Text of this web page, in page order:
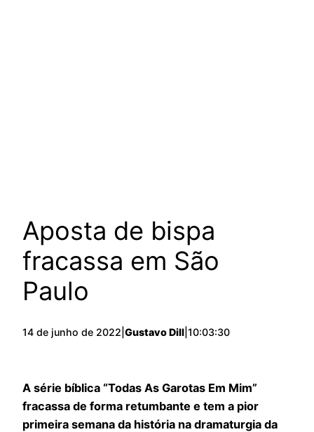
Aposta de bispa
fracassa em São
Paulo
14 de junho de 2022 Gustavo Dill 10:03:30
A série bíblica “Todas As Garotas Em Mim”
fracassa de forma retumbante e tem a pior
primeira semana da história na dramaturgia da